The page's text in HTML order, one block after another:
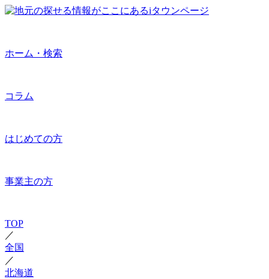
ホーム・検索
コラム
はじめての方
事業主の方
TOP
／
全国
／
北海道